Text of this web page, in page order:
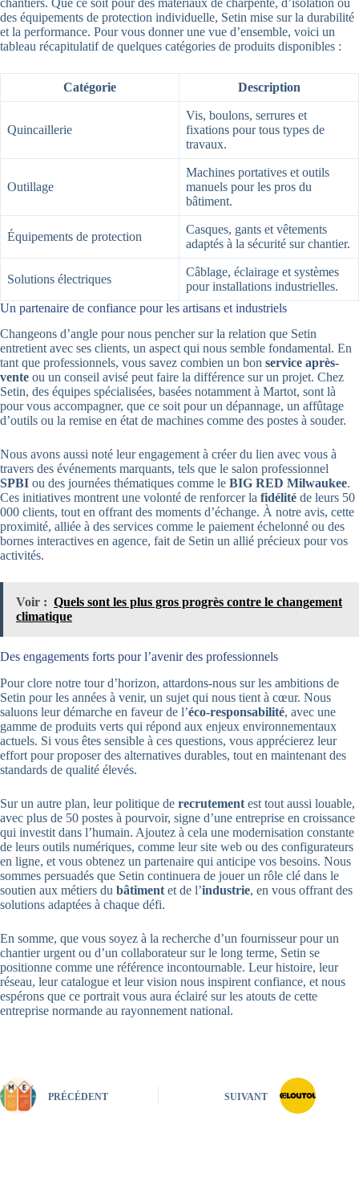
des équipements de protection individuelle, Setin mise sur la durabilité
et la performance. Pour vous donner une vue d’ensemble, voici un
tableau récapitulatif de quelques catégories de produits disponibles :
Catégorie Description
Quincaillerie
Vis, boulons, serrures et
fixations pour tous types de
travaux.
Outillage
Machines portatives et outils
manuels pour les pros du
bâtiment.
Équipements de protection
Casques, gants et vêtements
adaptés à la sécurité sur chantier.
Solutions électriques
Câblage, éclairage et systèmes
pour installations industrielles.
Un partenaire de confiance pour les artisans et industriels
Changeons d’angle pour nous pencher sur la relation que Setin
entretient avec ses clients, un aspect qui nous semble fondamental. En
tant que professionnels, vous savez combien un bon service après-
vente ou un conseil avisé peut faire la différence sur un projet. Chez
Setin, des équipes spécialisées, basées notamment à Martot, sont là
pour vous accompagner, que ce soit pour un dépannage, un affûtage
d’outils ou la remise en état de machines comme des postes à souder.
Nous avons aussi noté leur engagement à créer du lien avec vous à
travers des événements marquants, tels que le salon professionnel
SPBI ou des journées thématiques comme le BIG RED Milwaukee.
Ces initiatives montrent une volonté de renforcer la fidélité de leurs 50
000 clients, tout en offrant des moments d’échange. À notre avis, cette
proximité, alliée à des services comme le paiement échelonné ou des
bornes interactives en agence, fait de Setin un allié précieux pour vos
activités.
Voir : Quels sont les plus gros progrès contre le changement
climatique
Des engagements forts pour l’avenir des professionnels
Pour clore notre tour d’horizon, attardons-nous sur les ambitions de
Setin pour les années à venir, un sujet qui nous tient à cœur. Nous
saluons leur démarche en faveur de l’éco-responsabilité, avec une
gamme de produits verts qui répond aux enjeux environnementaux
actuels. Si vous êtes sensible à ces questions, vous apprécierez leur
effort pour proposer des alternatives durables, tout en maintenant des
standards de qualité élevés.
Sur un autre plan, leur politique de recrutement est tout aussi louable,
avec plus de 50 postes à pourvoir, signe d’une entreprise en croissance
qui investit dans l’humain. Ajoutez à cela une modernisation constante
de leurs outils numériques, comme leur site web ou des configurateurs
en ligne, et vous obtenez un partenaire qui anticipe vos besoins. Nous
sommes persuadés que Setin continuera de jouer un rôle clé dans le
soutien aux métiers du bâtiment et de l’industrie, en vous offrant des
solutions adaptées à chaque défi.
En somme, que vous soyez à la recherche d’un fournisseur pour un
chantier urgent ou d’un collaborateur sur le long terme, Setin se
positionne comme une référence incontournable. Leur histoire, leur
réseau, leur catalogue et leur vision nous inspirent confiance, et nous
espérons que ce portrait vous aura éclairé sur les atouts de cette
entreprise normande au rayonnement national.
PRÉCÉDENT SUIVANT